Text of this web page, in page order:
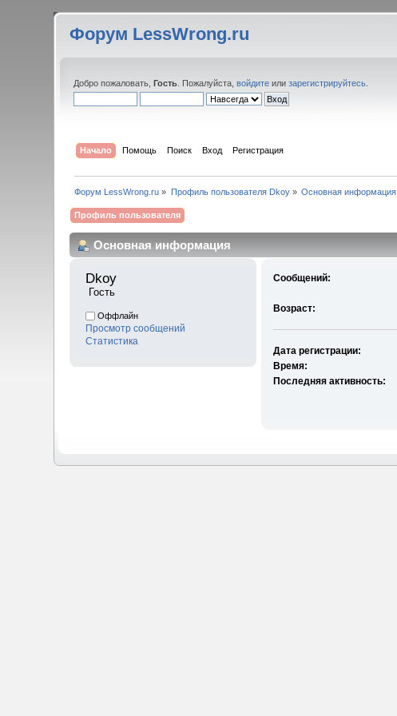
Форум LessWrong.ru
Добро пожаловать,Гость . Пожалуйста,войдите илизарегистрируйтесь
Начало Помощь Поиск Вход Регистрация
Форум LessWrong.ru » Профиль пользователя Dkoy» Основная информация
Профиль пользователя
Основная информация
Dkoy
Гость
Оффлайн
Просмотр сообщений
Статистика
Сообщений:
Возраст:
Дата регистрации:
Время:
Последняя активность: